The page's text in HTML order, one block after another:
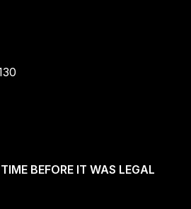
BEFORE IT WAS LEGAL